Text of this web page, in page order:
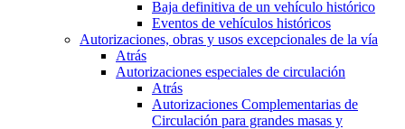
Baja definitiva de un vehículo histórico
Eventos de vehículos históricos
Autorizaciones, obras y usos excepcionales de la vía
Atrás
Autorizaciones especiales de circulación
Atrás
Autorizaciones Complementarias de
Circulación para grandes masas y